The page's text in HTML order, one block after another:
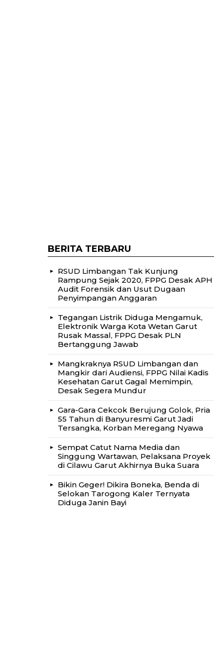
BERITA TERBARU
RSUD Limbangan Tak Kunjung
Rampung Sejak 2020, FPPG Desak APH
Audit Forensik dan Usut Dugaan
Penyimpangan Anggaran
Tegangan Listrik Diduga Mengamuk,
Elektronik Warga Kota Wetan Garut
Rusak Massal, FPPG Desak PLN
Bertanggung Jawab
Mangkraknya RSUD Limbangan dan
Mangkir dari Audiensi, FPPG Nilai Kadis
Kesehatan Garut Gagal Memimpin,
Desak Segera Mundur
Gara-Gara Cekcok Berujung Golok, Pria
55 Tahun di Banyuresmi Garut Jadi
Tersangka, Korban Meregang Nyawa
Sempat Catut Nama Media dan
Singgung Wartawan, Pelaksana Proyek
di Cilawu Garut Akhirnya Buka Suara
Bikin Geger! Dikira Boneka, Benda di
Selokan Tarogong Kaler Ternyata
Diduga Janin Bayi